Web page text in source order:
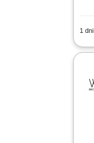
1 dni